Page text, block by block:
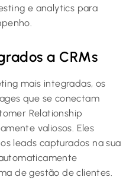
e analytics para
a CRMs
mais integradas, os
que se conectam
Relationship
valiosos. Eles
leads capturados na sua
de gestão de clientes.